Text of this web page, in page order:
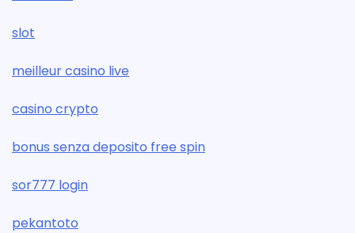
slot
meilleur casino live
casino crypto
bonus senza deposito free spin
sor777 login
pekantoto